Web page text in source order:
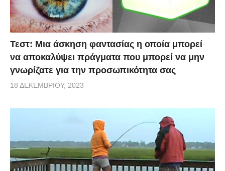
Τεστ: Μια άσκηση φαντασίας η οποία μπορεί
να αποκαλύψει πράγματα που μπορεί να μην
γνωρίζατε για την προσωπικότητα σας
18 ΔΕΚΕΜΒΡΊΟΥ, 2023